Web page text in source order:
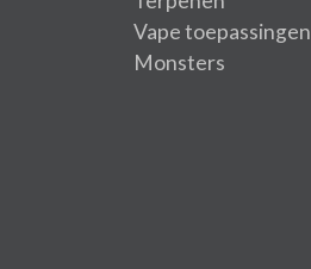
Vape toepassingen
Monsters